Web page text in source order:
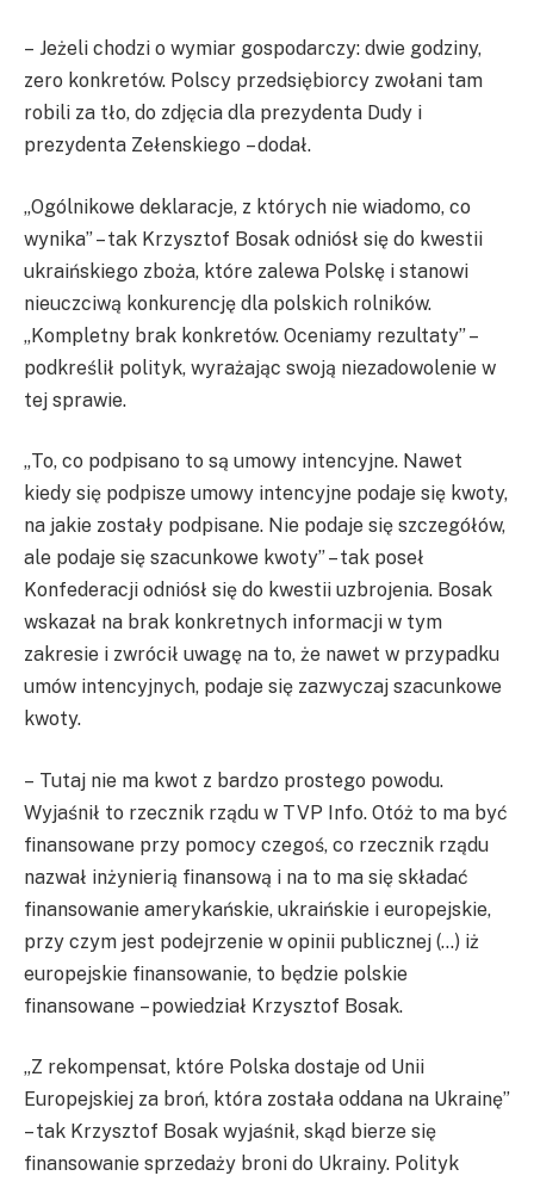
– Jeżeli chodzi o wymiar gospodarczy: dwie godziny,
zero konkretów. Polscy przedsiębiorcy zwołani tam
robili za tło, do zdjęcia dla prezydenta Dudy i
prezydenta Zełenskiego – dodał.
„Ogólnikowe deklaracje, z których nie wiadomo, co
wynika” – tak Krzysztof Bosak odniósł się do kwestii
ukraińskiego zboża, które zalewa Polskę i stanowi
nieuczciwą konkurencję dla polskich rolników.
„Kompletny brak konkretów. Oceniamy rezultaty” –
podkreślił polityk, wyrażając swoją niezadowolenie w
tej sprawie.
„To, co podpisano to są umowy intencyjne. Nawet
kiedy się podpisze umowy intencyjne podaje się kwoty,
na jakie zostały podpisane. Nie podaje się szczegółów,
ale podaje się szacunkowe kwoty” – tak poseł
Konfederacji odniósł się do kwestii uzbrojenia. Bosak
wskazał na brak konkretnych informacji w tym
zakresie i zwrócił uwagę na to, że nawet w przypadku
umów intencyjnych, podaje się zazwyczaj szacunkowe
kwoty.
– Tutaj nie ma kwot z bardzo prostego powodu.
Wyjaśnił to rzecznik rządu w TVP Info. Otóż to ma być
finansowane przy pomocy czegoś, co rzecznik rządu
nazwał inżynierią finansową i na to ma się składać
finansowanie amerykańskie, ukraińskie i europejskie,
przy czym jest podejrzenie w opinii publicznej (…) iż
europejskie finansowanie, to będzie polskie
finansowane – powiedział Krzysztof Bosak.
„Z rekompensat, które Polska dostaje od Unii
Europejskiej za broń, która została oddana na Ukrainę”
– tak Krzysztof Bosak wyjaśnił, skąd bierze się
finansowanie sprzedaży broni do Ukrainy. Polityk